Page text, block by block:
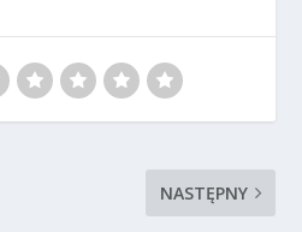
NASTĘPNY